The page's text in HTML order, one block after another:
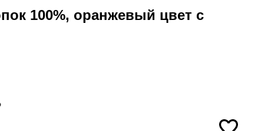
100%, оранжевый цвет с